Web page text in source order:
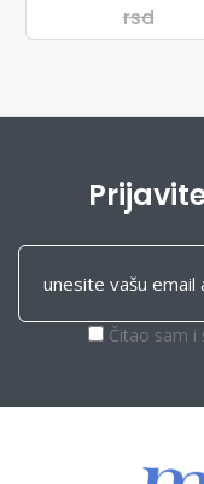
rsd
Čitao sam i